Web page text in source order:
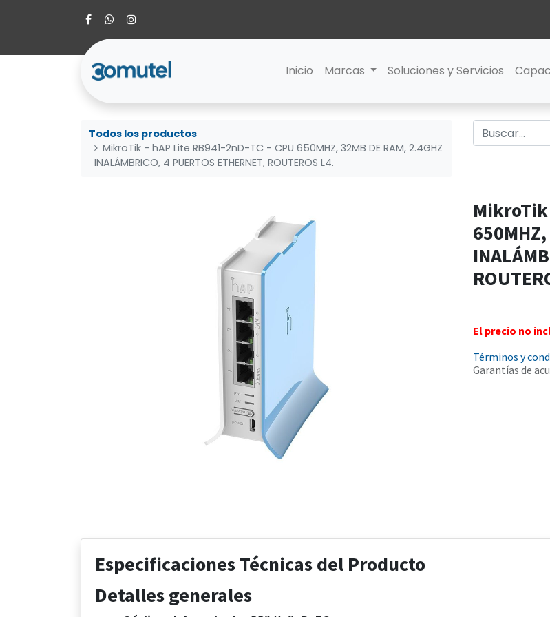
Inicio Marcas Soluciones y Servicios
Todos los productos
MikroTik - hAP Lite RB941-2nD-TC - CPU 650MHZ, 32MB DE RAM, 2.4GHZ
INALÁMBRICO, 4 PUERTOS ETHERNET, ROUTEROS L4.
MikroTik
El precio no
Términos y
Garantías de
Especificaciones Técnicas del Producto
Detalles generales